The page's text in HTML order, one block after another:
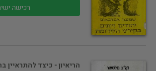
רכישה
הריאיון - כיצד להתראיין